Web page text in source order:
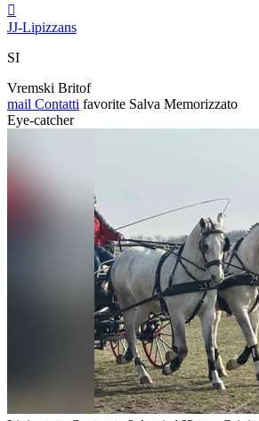

JJ-Lipizzans
SI
Vremski Britof
mail Contatti favorite Salva Memorizzato
Eye-catcher